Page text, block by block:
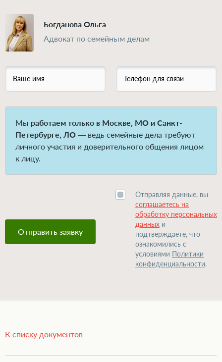
Богданова Ольга
Адвокат по семейным делам
Ваше имя Телефон для связи
Мы работаем только в Москве, МО и Санкт-
Петербурге, ЛО — ведь семейные дела требуют
личного участия и доверительного общения лицом
к лицу.
Отправляя данные, вы
соглашаетесь на
обработку персональных
данных и
подтверждаете, что
ознакомились с
условиями Политики
конфиденциальности.
К списку документов